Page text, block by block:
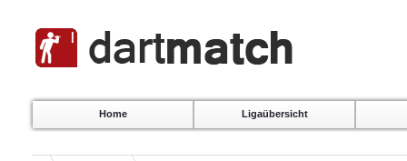
Home Ligaübersicht